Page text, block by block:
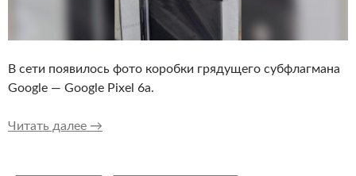
В сети появилось фото коробки грядущего субфлагмана
Google — Google Pixel 6a.
Читать далее В сеть попала фотография коробки Google
→